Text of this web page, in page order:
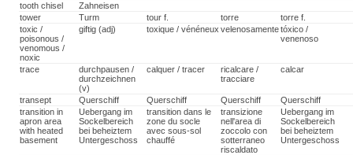
tooth chisel
Zahneisen
tower
Turm tour f. torre
torre f.
toxic /
poisonous /
venomous /
noxic
giftig (adj) toxique / vénéneux velenosamente tóxico /
venenoso
trace
durchpausen /
durchzeichnen
(v)
calquer / tracer
ricalcare /
tracciare
calcar
transept Querschiff Querschiff Querschiff
Querschiff
transition in
apron area
with heated
basement
Uebergang im
Sockelbereich
bei beheiztem
Untergeschoss
transition dans le
zone du socle
avec sous-sol
chauffé
transizione
nell'area di
zoccolo con
sotterraneo
riscaldato
Uebergang im
Sockelbereich
bei beheiztem
Untergeschoss